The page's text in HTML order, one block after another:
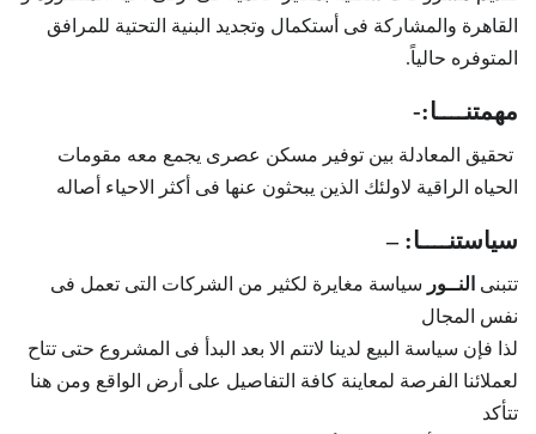
القاهرة والمشاركة فى أستكمال وتجديد البنية التحتية للمرافق
المتوفره حالياً.
مهمتنــــا:-
تحقيق المعادلة بين توفير مسكن عصرى يجمع معه مقومات
الحياه الراقية لاولئك الذين يبحثون عنها فى أكثر الاحياء أصاله
سياستنــــا: –
تتبنى النــور سياسة مغايرة لكثير من الشركات التى تعمل فى
نفس المجال
لذا فإن سياسة البيع لدينا لاتتم الا بعد البدأ فى المشروع حتى تتاح
لعملائنا الفرصة لمعاينة كافة التفاصيل على أرض الواقع ومن هنا
تتأكد